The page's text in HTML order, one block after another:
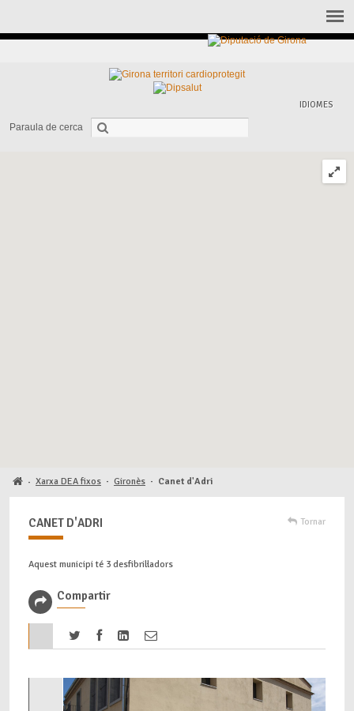
IDIOMES
Paraula de cerca
· Xarxa DEA fixos · Gironès · Canet d'Adri
Tornar
CANET D'ADRI
Aquest municipi té 3 desfibril·ladors
Compartir